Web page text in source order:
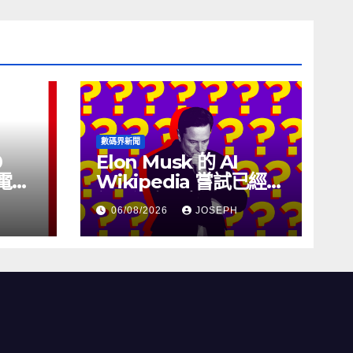
線
數碼界新聞
Elon Musk 的 AI
Wikipedia 嘗試已經幾
個月沒有更新了
06/08/2026 JOSEPH